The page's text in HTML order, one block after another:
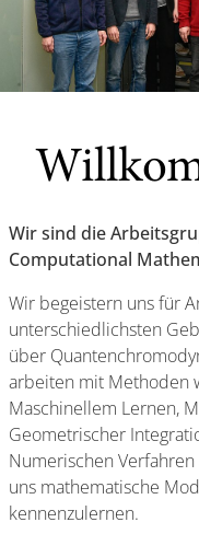
Wir sind die
Computational
Wir begeistern uns für
unterschiedlichsten
über
arbeiten mit Methoden
Maschinellem Lernen,
Geometrischer
Numerischen
uns mathematische
kennenzulernen.